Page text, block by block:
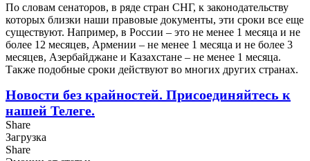
По словам сенаторов, в ряде стран СНГ, к законодательству
которых близки наши правовые документы, эти сроки все еще
существуют. Например, в России – это не менее 1 месяца и не
более 12 месяцев, Армении – не менее 1 месяца и не более 3
месяцев, Азербайджане и Казахстане – не менее 1 месяца.
Также подобные сроки действуют во многих других странах.
Новости без крайностей. Присоединяйтесь к
нашей Телеге.
Share
Загрузка
Share